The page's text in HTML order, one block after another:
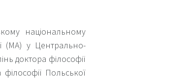
національному
(MA) у Центрально-
доктора філософії
філософії Польської